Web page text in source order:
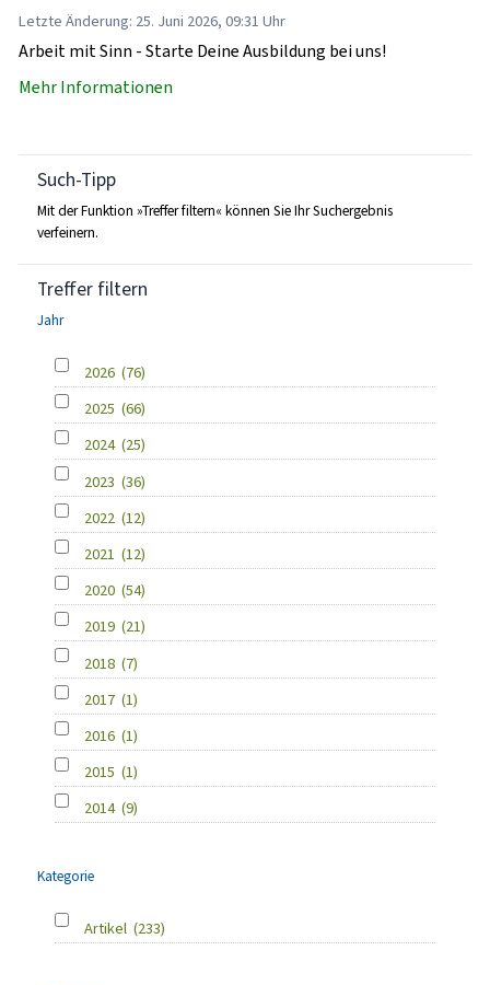
Letzte Änderung: 25. Juni 2026, 09:31 Uhr
Arbeit mit Sinn - Starte Deine Ausbildung bei uns!
Mehr Informationen
Such-Tipp
Mit der Funktion »Treffer filtern« können Sie Ihr Suchergebnis
verfeinern.
Treffer filtern
Jahr
2026 (76)
2025 (66)
2024 (25)
2023 (36)
2022 (12)
2021 (12)
2020 (54)
2019 (21)
2018 (7)
2017 (1)
2016 (1)
2015 (1)
2014 (9)
Kategorie
Artikel (233)